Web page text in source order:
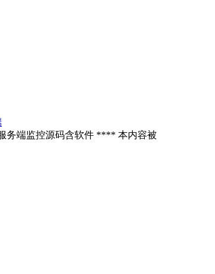
务端监控源码含软件 **** 本内容被